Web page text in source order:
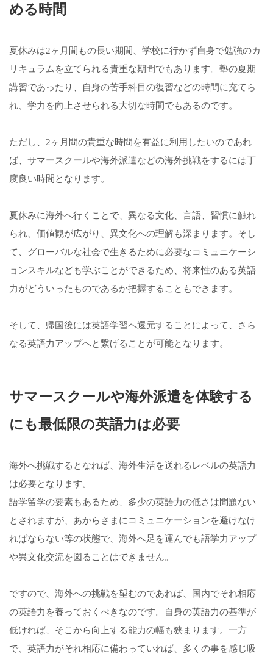
める時間
夏休みは2ヶ月間もの長い期間、学校に行かず自身で勉強のカ
リキュラムを立てられる貴重な期間でもあります。塾の夏期
講習であったり、自身の苦手科目の復習などの時間に充てら
れ、学力を向上させられる大切な時間でもあるのです。
ただし、2ヶ月間の貴重な時間を有益に利用したいのであれ
ば、サマースクールや海外派遣などの海外挑戦をするには丁
度良い時間となります。
夏休みに海外へ行くことで、異なる文化、言語、習慣に触れ
られ、価値観が広がり、異文化への理解も深まります。そし
て、グローバルな社会で生きるために必要なコミュニケーシ
ョンスキルなども学ぶことができるため、将来性のある英語
力がどういったものであるか把握することもできます。
そして、帰国後には英語学習へ還元することによって、さら
なる英語力アップへと繋げることが可能となります。
サマースクールや海外派遣を体験する
にも最低限の英語力は必要
海外へ挑戦するとなれば、海外生活を送れるレベルの英語力
は必要となります。
語学留学の要素もあるため、多少の英語力の低さは問題ない
とされますが、あからさまにコミュニケーションを避けなけ
ればならない等の状態で、海外へ足を運んでも語学力アップ
や異文化交流を図ることはできません。
ですので、海外への挑戦を望むのであれば、国内でそれ相応
の英語力を養っておくべきなのです。自身の英語力の基準が
低ければ、そこから向上する能力の幅も狭まります。一方
で、英語力がそれ相応に備わっていれば、多くの事を感じ吸